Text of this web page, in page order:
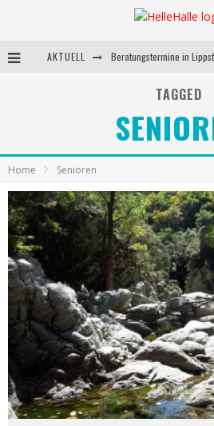
AKTUELL Beratungstermine in
Behandlungstermine in
Andrea Miorin-Bellermann
Kolumne-
TAGGED
Home Senioren